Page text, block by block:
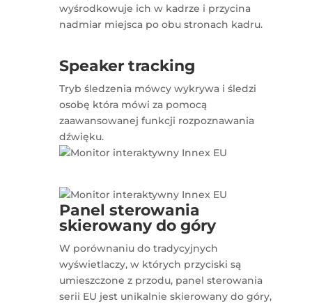
wyśrodkowuje ich w kadrze i przycina
nadmiar miejsca po obu stronach kadru.
Speaker tracking
Tryb śledzenia mówcy wykrywa i śledzi
osobę która mówi za pomocą
zaawansowanej funkcji rozpoznawania
dźwięku.
Panel sterowania
skierowany do góry
W porównaniu do tradycyjnych
wyświetlaczy, w których przyciski są
umieszczone z przodu, panel sterowania
serii EU jest unikalnie skierowany do góry,